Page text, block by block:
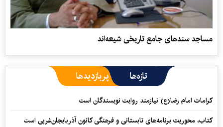
مساجد سندهای جامع تاریخی شیعه‌اند
تازه‌ها پربازدیدها
کرامات امام رضا(ع) نیازمند روایت نویسندگان است
کتاب، محوریت برنامه‌های تابستانی و فرهنگی کانون آذربایجان‌غربی است